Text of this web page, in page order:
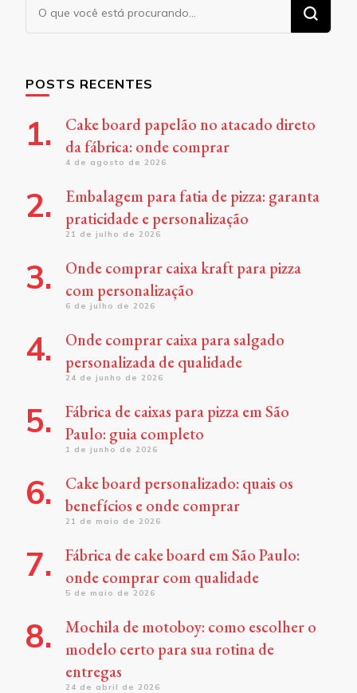
Procurando
POSTS RECENTES
Cake board papelão no atacado direto
da fábrica: onde comprar
4 de agosto de 2026
Embalagem para fatia de pizza: garanta
praticidade e personalização
21 de julho de 2026
Onde comprar caixa kraft para pizza
com personalização
6 de julho de 2026
Onde comprar caixa para salgado
personalizada de qualidade
24 de junho de 2026
Fábrica de caixas para pizza em São
Paulo: guia completo
1 de junho de 2026
Cake board personalizado: quais os
benefícios e onde comprar
21 de maio de 2026
Fábrica de cake board em São Paulo:
onde comprar com qualidade
5 de maio de 2026
Mochila de motoboy: como escolher o
modelo certo para sua rotina de
entregas
24 de abril de 2026